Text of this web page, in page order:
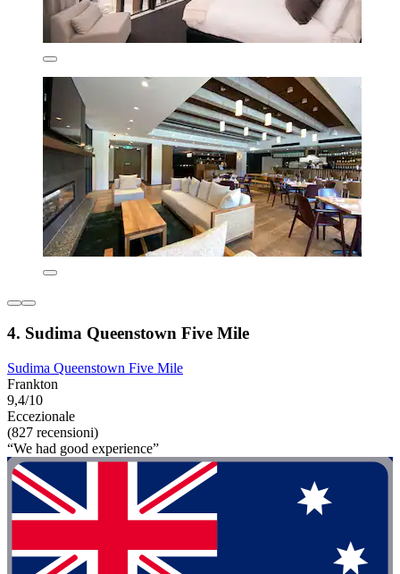
4. Sudima Queenstown Five Mile
Sudima Queenstown Five Mile
Frankton
9,4/10
Eccezionale
(827 recensioni)
“We had good experience”